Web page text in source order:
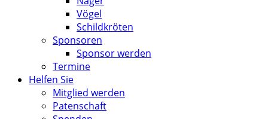
Vögel
Schildkröten
Sponsoren
Sponsor werden
Termine
Helfen Sie
Mitglied werden
Patenschaft